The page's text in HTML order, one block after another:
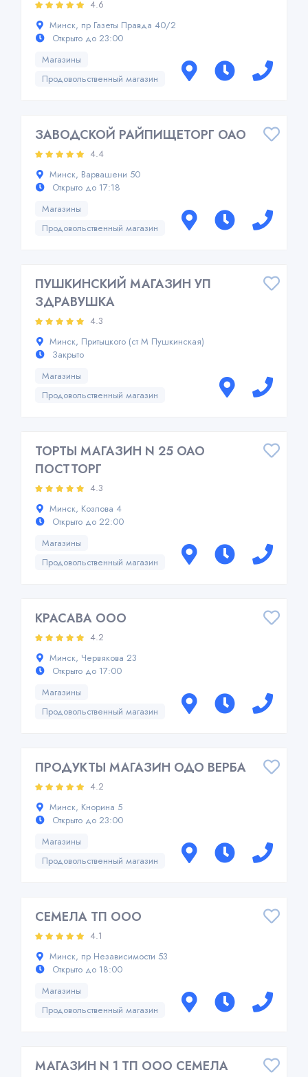
4.6
Минск, пр Газеты Правда 40/2
Открыто до 23:00
Магазины
Продовольственный магазин
ЗАВОДСКОЙ РАЙПИЩЕТОРГ ОАО
4.4
Минск, Варвашени 50
Открыто до 17:18
Магазины
Продовольственный магазин
ПУШКИНСКИЙ МАГАЗИН УП
ЗДРАВУШКА
4.3
Минск, Притыцкого (ст М Пушкинская)
Закрыто
Магазины
Продовольственный магазин
ТОРТЫ МАГАЗИН N 25 ОАО
ПОСТТОРГ
4.3
Минск, Козлова 4
Открыто до 22:00
Магазины
Продовольственный магазин
КРАСАВА ООО
4.2
Минск, Червякова 23
Открыто до 17:00
Магазины
Продовольственный магазин
ПРОДУКТЫ МАГАЗИН ОДО ВЕРБА
4.2
Минск, Кнорина 5
Открыто до 23:00
Магазины
Продовольственный магазин
СЕМЕЛА ТП ООО
4.1
Минск, пр Независимости 53
Открыто до 18:00
Магазины
Продовольственный магазин
МАГАЗИН N 1 ТП ООО СЕМЕЛА